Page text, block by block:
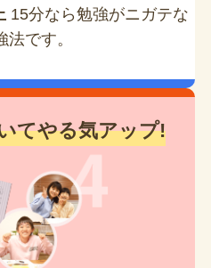
15分なら勉強がニガテな
です。
てやる気アップ!